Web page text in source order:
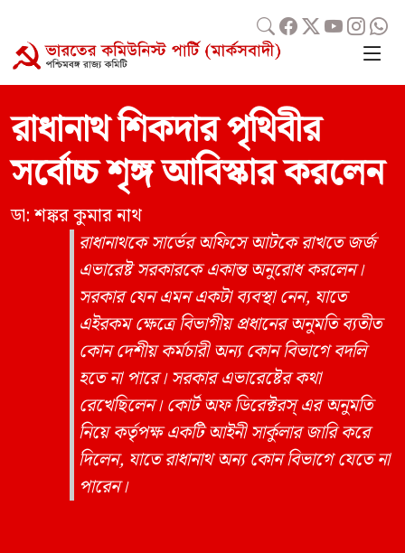
রাধানাথ শিকদার পৃথিবীর
সর্বোচ্চ শৃঙ্গ আবিস্কার করলেন
ডা: শঙ্কর কুমার নাথ
রাধানাথকে সার্ভের অফিসে আটকে রাখতে জর্জ
এভারেষ্ট সরকারকে একান্ত অনুরোধ করলেন।
সরকার যেন এমন একটা ব্যবস্থা নেন, যাতে
এইরকম ক্ষেত্রে বিভাগীয় প্রধানের অনুমতি ব্যতীত
কোন দেশীয় কর্মচারী অন্য কোন বিভাগে বদলি
হতে না পারে। সরকার এভারেষ্টের কথা
রেখেছিলেন। কোর্ট অফ ডিরেক্টরস্ এর অনুমতি
নিয়ে কর্তৃপক্ষ একটি আইনী সার্কুলার জারি করে
দিলেন, যাতে রাধানাথ অন্য কোন বিভাগে যেতে না
পারেন।